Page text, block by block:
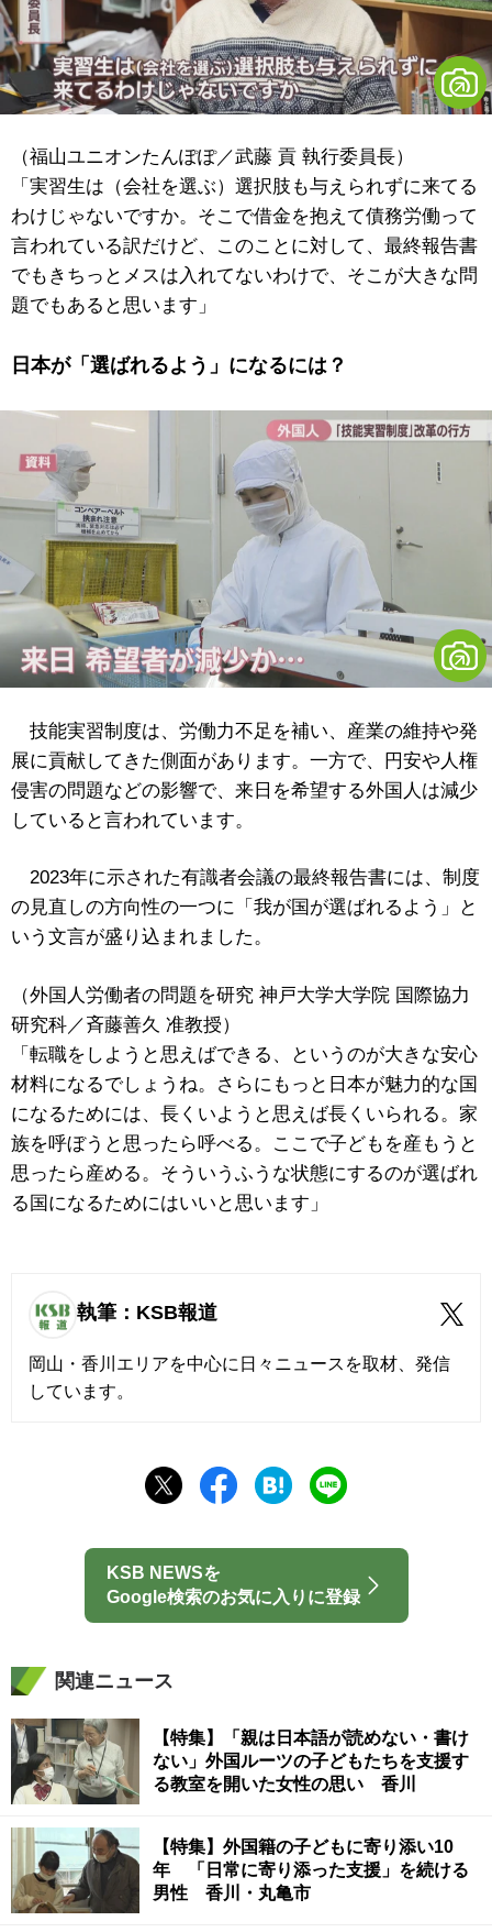
（福山ユニオンたんぽぽ／武藤 貢 執行委員長）
「実習生は（会社を選ぶ）選択肢も与えられずに来てる
わけじゃないですか。そこで借金を抱えて債務労働って
言われている訳だけど、このことに対して、最終報告書
でもきちっとメスは入れてないわけで、そこが大きな問
題でもあると思います」
日本が「選ばれるよう」になるには？
技能実習制度は、労働力不足を補い、産業の維持や発
展に貢献してきた側面があります。一方で、円安や人権
侵害の問題などの影響で、来日を希望する外国人は減少
していると言われています。
2023年に示された有識者会議の最終報告書には、制度
の見直しの方向性の一つに「我が国が選ばれるよう」と
いう文言が盛り込まれました。
（外国人労働者の問題を研究 神戸大学大学院 国際協力
研究科／斉藤善久 准教授）
「転職をしようと思えばできる、というのが大きな安心
材料になるでしょうね。さらにもっと日本が魅力的な国
になるためには、長くいようと思えば長くいられる。家
族を呼ぼうと思ったら呼べる。ここで子どもを産もうと
思ったら産める。そういうふうな状態にするのが選ばれ
る国になるためにはいいと思います」
執筆：KSB報道
岡山・香川エリアを中心に日々ニュースを取材、発信
しています。
KSB NEWSを
Google検索のお気に入りに登録
関連ニュース
【特集】「親は日本語が読めない・書け
ない」外国ルーツの子どもたちを支援す
る教室を開いた女性の思い 香川
【特集】外国籍の子どもに寄り添い10
年 「日常に寄り添った支援」を続ける
男性 香川・丸亀市